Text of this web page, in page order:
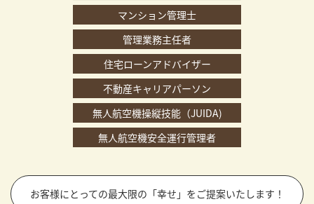
マンション管理士
管理業務主任者
住宅ローンアドバイザー
不動産キャリアパーソン
無人航空機操縦技能（JUIDA)
無人航空機安全運行管理者
お客様にとっての最大限の「幸せ」をご提案いたします！